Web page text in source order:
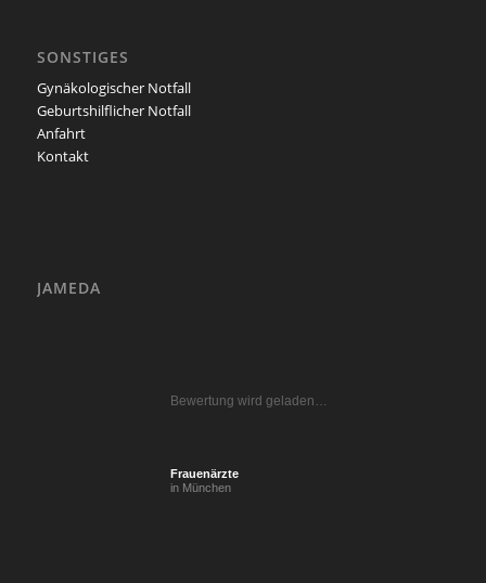
SONSTIGES
Gynäkologischer Notfall
Geburtshilflicher Notfall
Anfahrt
Kontakt
JAMEDA
Bewertung wird geladen…
Frauenärzte
in München